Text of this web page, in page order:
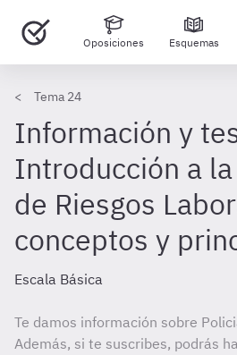
Oposiciones Esquemas
Tema 24
Información y
Introducción a
de Riesgos
conceptos y
Escala Básica
Te damos información sobre
Además, si te suscribes, podrás